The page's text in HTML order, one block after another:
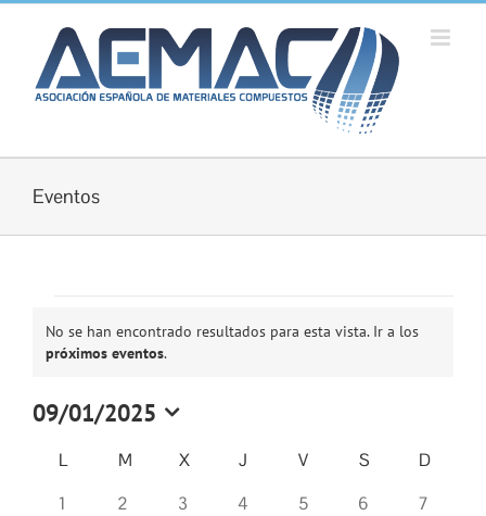
Saltar
contenido
Eventos
Eventos
Aviso
No se han encontrado resultados para esta vista. Ir a los
próximos eventos.
09/01/2025
fecha.
Calendario
LLUNESM MARTES
XMIÉRCOLES
J JUEVES
V VIERNES
S SÁBADO
D
01
0
2
0
3
0
4
0
5
0
6
0
7